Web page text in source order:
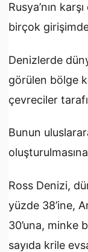
Rusya’nın
birçok
Denizlerde
görülen bölge
çevreciler
Bunun
Ross Denizi,
yüzde 38’ine,
30’una, minke
sayıda krile